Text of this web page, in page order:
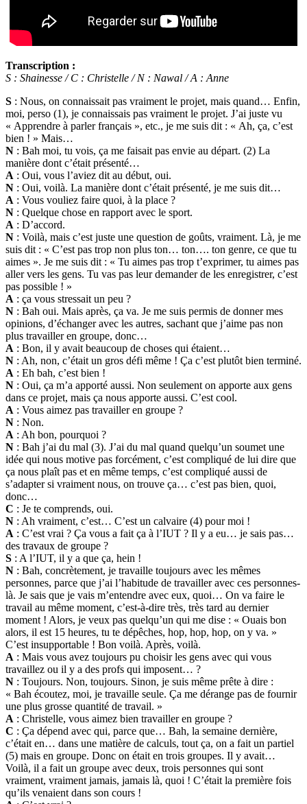
Transcription :
S : Shainesse / C : Christelle / N : Nawal / A : Anne
S : Nous, on connaissait pas vraiment le projet, mais quand… Enfin,
moi, perso (1), je connaissais pas vraiment le projet. J’ai juste vu
« Apprendre à parler français », etc., je me suis dit : « Ah, ça, c’est
bien ! » Mais…
N : Bah moi, tu vois, ça me faisait pas envie au départ. (2) La
manière dont c’était présenté…
A : Oui, vous l’aviez dit au début, oui.
N : Oui, voilà. La manière dont c’était présenté, je me suis dit…
A : Vous vouliez faire quoi, à la place ?
N : Quelque chose en rapport avec le sport.
A : D’accord.
N : Voilà, mais c’est juste une question de goûts, vraiment. Là, je me
suis dit : « C’est pas trop non plus ton… ton…. ton genre, ce que tu
aimes ». Je me suis dit : « Tu aimes pas trop t’exprimer, tu aimes pas
aller vers les gens. Tu vas pas leur demander de les enregistrer, c’est
pas possible ! »
A : ça vous stressait un peu ?
N : Bah oui. Mais après, ça va. Je me suis permis de donner mes
opinions, d’échanger avec les autres, sachant que j’aime pas non
plus travailler en groupe, donc…
A : Bon, il y avait beaucoup de choses qui étaient…
N : Ah, non, c’était un gros défi même ! Ça c’est plutôt bien terminé.
A : Eh bah, c’est bien !
N : Oui, ça m’a apporté aussi. Non seulement on apporte aux gens
dans ce projet, mais ça nous apporte aussi. C’est cool.
A : Vous aimez pas travailler en groupe ?
N : Non.
A : Ah bon, pourquoi ?
N : Bah j’ai du mal (3). J’ai du mal quand quelqu’un soumet une
idée qui nous motive pas forcément, c’est compliqué de lui dire que
ça nous plaît pas et en même temps, c’est compliqué aussi de
s’adapter si vraiment nous, on trouve ça… c’est pas bien, quoi,
donc…
C : Je te comprends, oui.
N : Ah vraiment, c’est… C’est un calvaire (4) pour moi !
A : C’est vrai ? Ça vous a fait ça à l’IUT ? Il y a eu… je sais pas…
des travaux de groupe ?
S : A l’IUT, il y a que ça, hein !
N : Bah, concrètement, je travaille toujours avec les mêmes
personnes, parce que j’ai l’habitude de travailler avec ces personnes-
là. Je sais que je vais m’entendre avec eux, quoi… On va faire le
travail au même moment, c’est-à-dire très, très tard au dernier
moment ! Alors, je veux pas quelqu’un qui me dise : « Ouais bon
alors, il est 15 heures, tu te dépêches, hop, hop, hop, on y va. »
C’est insupportable ! Bon voilà. Après, voilà.
A : Mais vous avez toujours pu choisir les gens avec qui vous
travaillez ou il y a des profs qui imposent… ?
N : Toujours. Non, toujours. Sinon, je suis même prête à dire :
« Bah écoutez, moi, je travaille seule. Ça me dérange pas de fournir
une plus grosse quantité de travail. »
A : Christelle, vous aimez bien travailler en groupe ?
C : Ça dépend avec qui, parce que… Bah, la semaine dernière,
c’était en… dans une matière de calculs, tout ça, on a fait un partiel
(5) mais en groupe. Donc on était en trois groupes. Il y avait…
Voilà, il a fait un groupe avec deux, trois personnes qui sont
vraiment, vraiment jamais, jamais là, quoi ! C’était la première fois
qu’ils venaient dans son cours !